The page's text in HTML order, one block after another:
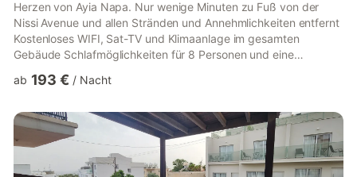
Herzen von Ayia Napa. Nur wenige Minuten zu Fuß von der
Nissi Avenue und allen Stränden und Annehmlichkeiten entfernt
Kostenloses WIFI, Sat-TV und Klimaanlage im gesamten
Gebäude Schlafmöglichkeiten für 8 Personen und eine
Schlafzimmern und privatem Pool befindet sich im Zentrum von
Gehminuten von allen Stränden und Annehmlichkeiten entfernt
und in unmittelbarer Nähe zum Nachtleben. Wenn Sie eintreten,
finde...
ab 193 € / Nacht